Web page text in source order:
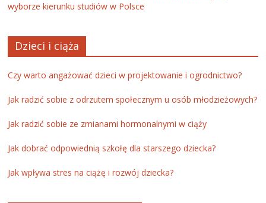
wyborze kierunku studiów w Polsce
Dzieci i ciąża
Czy warto angażować dzieci w projektowanie i ogrodnictwo?
Jak radzić sobie z odrzutem społecznym u osób młodzieżowych?
Jak radzić sobie ze zmianami hormonalnymi w ciąży
Jak dobrać odpowiednią szkołę dla starszego dziecka?
Jak wpływa stres na ciążę i rozwój dziecka?